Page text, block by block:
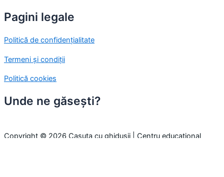
Pagini legale
Politică de confidențialitate
Termeni și condiții
Politică cookies
Unde ne găsești?
Copyright © 2026 Casuta cu ghidusii | Centru educațional